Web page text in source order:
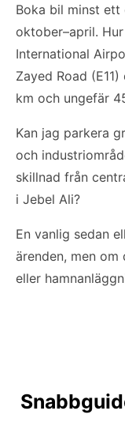
Boka bil minst ett
oktober–april.
International
Zayed Road
km och ungefär
Kan jag parkera
och
skillnad från
i Jebel Ali?
En vanlig sedan
ärenden, men
eller